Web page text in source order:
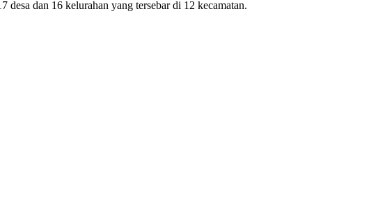
dan 16 kelurahan yang tersebar di 12 kecamatan.